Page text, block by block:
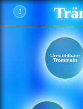
!
Unsichtbare
Trommeln